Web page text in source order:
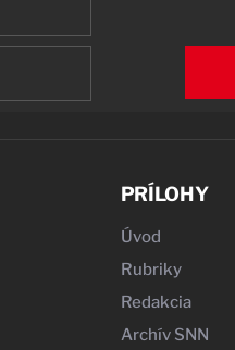
PRÍLOHY
Úvod
Rubriky
Redakcia
Archív SNN